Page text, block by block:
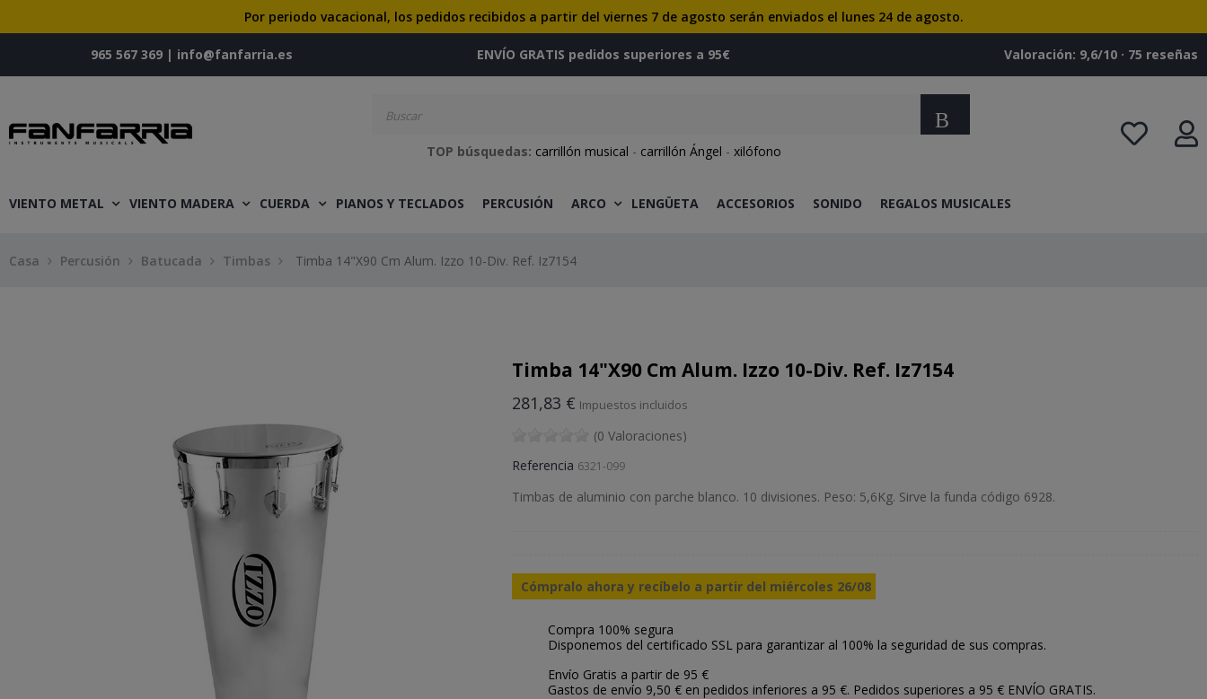
Por periodo vacacional, los pedidos recibidos a partir del viernes 7 de agosto serán enviados el lunes 24 de agosto.
965 567 369 | info@fanfarria.es ENVÍO GRATIS pedidos superiores a 95€ Valoración: 9,6/10 · ‎75 reseñas
Buscar
TOP búsquedas: carrillón musical - carrillón Ángel - xilófono
VIENTO METAL VIENTO MADERA CUERDA PIANOS Y TECLADOS PERCUSIÓN ARCO LENGÜETA ACCESORIOS SONIDO REGALOS MUSICALES
Casa Percusión Batucada Timbas Timba 14"X90 Cm Alum. Izzo 10-Div. Ref. Iz7154
Timba 14"X90 Cm Alum. Izzo 10-Div. Ref. Iz7154
281,83 € Impuestos incluidos
(0 Valoraciones)
Referencia 6321-099
Timbas de aluminio con parche blanco. 10 divisiones. Peso: 5,6Kg. Sirve la funda código 6928.
Cómpralo ahora y recíbelo a partir del miércoles 26/08
Compra 100% segura
Disponemos del certificado SSL para garantizar al 100% la seguridad de sus compras.
Envío Gratis a partir de 95 €
Gastos de envío 9,50 € en pedidos inferiores a 95 €. Pedidos superiores a 95 € ENVÍO GRATIS.